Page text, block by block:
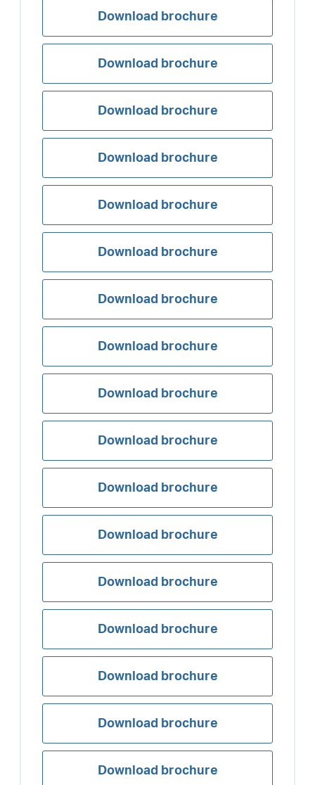
Download brochure
Download brochure
Download brochure
Download brochure
Download brochure
Download brochure
Download brochure
Download brochure
Download brochure
Download brochure
Download brochure
Download brochure
Download brochure
Download brochure
Download brochure
Download brochure
Download brochure